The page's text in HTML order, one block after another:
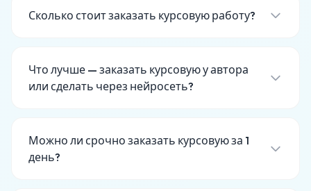
Сколько стоит заказать курсовую работу?
Что лучше — заказать курсовую у автора
или сделать через нейросеть?
Можно ли срочно заказать курсовую за 1
день?